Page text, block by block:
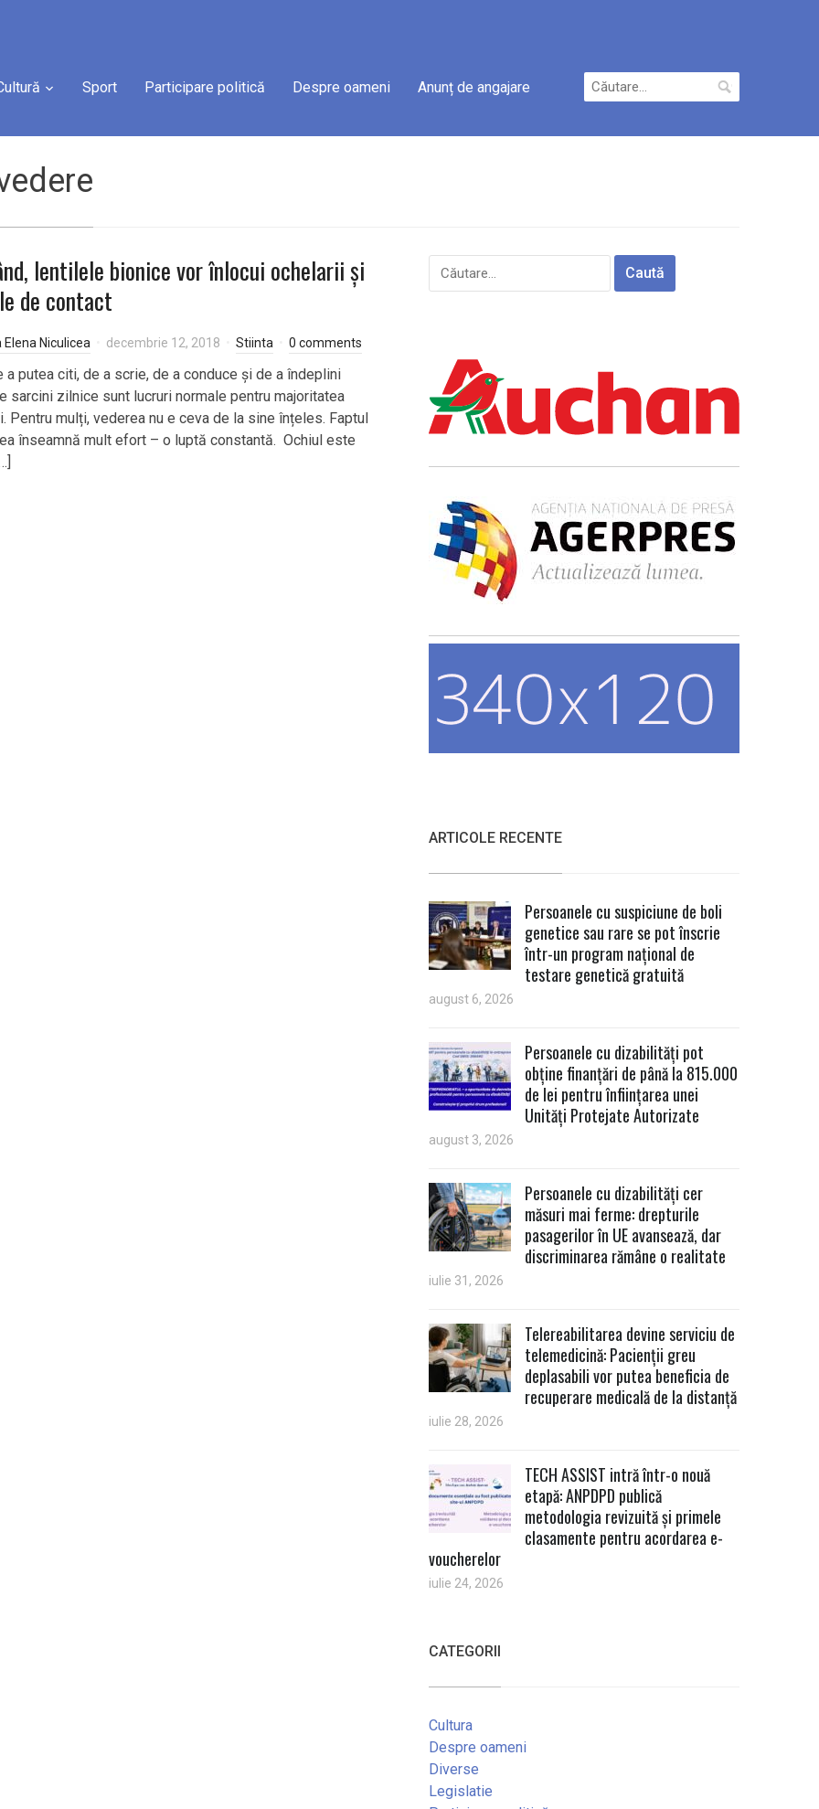
Sport Participare politică Despre oameni Anunț de angajare
Caută
după:
lentilele bionice vor înlocui ochelarii și
de contact
Elena Niculicea decembrie 12, 2018 Stiinta 0 comments
a putea citi, de a scrie, de a conduce și de a îndeplini
sarcini zilnice sunt lucruri normale pentru majoritatea
Pentru mulți, vederea nu e ceva de la sine înțeles. Faptul
înseamnă mult efort – o luptă constantă. Ochiul este
Caută
după:
ARTICOLE RECENTE
Persoanele cu suspiciune de boli
genetice sau rare se pot înscrie
într-un program național de
testare genetică gratuită
august 6, 2026
Persoanele cu dizabilități pot
obține finanțări de până la 815.000
de lei pentru înființarea unei
Unități Protejate Autorizate
august 3, 2026
Persoanele cu dizabilități cer
măsuri mai ferme: drepturile
pasagerilor în UE avansează, dar
discriminarea rămâne o realitate
iulie 31, 2026
Telereabilitarea devine serviciu de
telemedicină: Pacienții greu
deplasabili vor putea beneficia de
recuperare medicală de la distanță
iulie 28, 2026
TECH ASSIST intră într-o nouă
etapă: ANPDPD publică
metodologia revizuită și primele
clasamente pentru acordarea e-
voucherelor
iulie 24, 2026
CATEGORII
Cultura
Despre oameni
Diverse
Legislatie